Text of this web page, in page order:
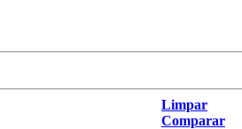
Limpar
Comparar